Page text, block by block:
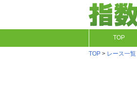
TOP
TOP > レース一覧